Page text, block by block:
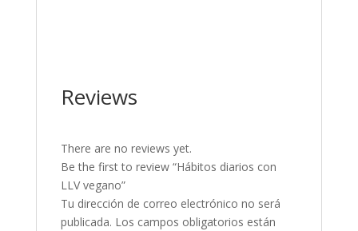
Reviews
There are no reviews yet.
Be the first to review “Hábitos diarios con
LLV vegano”
Tu dirección de correo electrónico no será
publicada. Los campos obligatorios están